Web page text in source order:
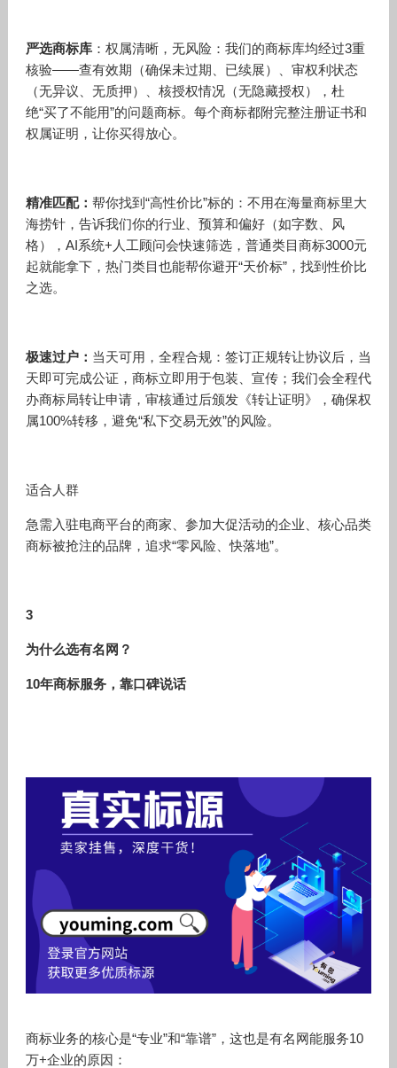
严选商标库：权属清晰，无风险：我们的商标库均经过3重
核验——查有效期（确保未过期、已续展）、审权利状态
（无异议、无质押）、核授权情况（无隐藏授权），杜
绝“买了不能用”的问题商标。每个商标都附完整注册证书和
权属证明，让你买得放心。
精准匹配： 帮你找到“高性价比”标的：不用在海量商标里大
海捞针，告诉我们你的行业、预算和偏好（如字数、风
格），AI系统+人工顾问会快速筛选，普通类目商标3000元
起就能拿下，热门类目也能帮你避开“天价标”，找到性价比
之选。
极速过户： 当天可用，全程合规：签订正规转让协议后，当
天即可完成公证，商标立即用于包装、宣传；我们会全程代
办商标局转让申请，审核通过后颁发《转让证明》，确保权
属100%转移，避免“私下交易无效”的风险。
适合人群
急需入驻电商平台的商家、参加大促活动的企业、核心品类
商标被抢注的品牌，追求“零风险、快落地”。
3
为什么选有名网？
10年商标服务，靠口碑说话
商标业务的核心是“专业”和“靠谱”，这也是有名网能服务10
万+企业的原因：